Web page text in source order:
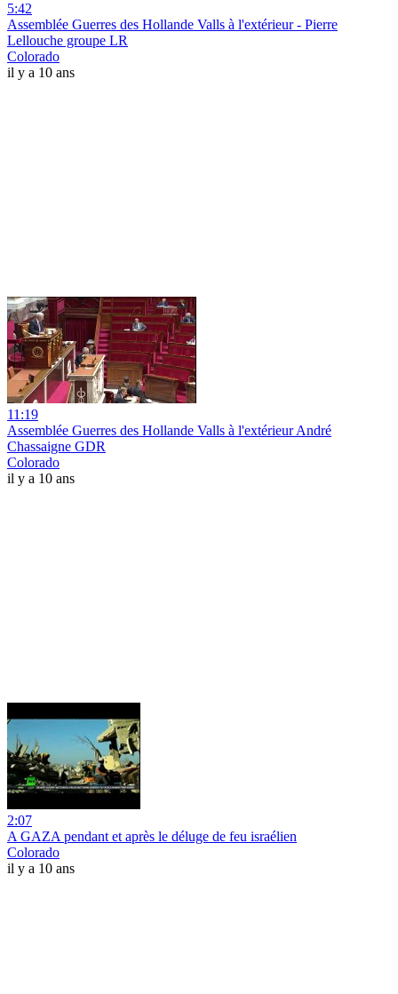
5:42
Assemblée Guerres des Hollande Valls à l'extérieur - Pierre
Lellouche groupe LR
Colorado
il y a 10 ans
11:19
Assemblée Guerres des Hollande Valls à l'extérieur André
Chassaigne GDR
Colorado
il y a 10 ans
2:07
A GAZA pendant et après le déluge de feu israélien
Colorado
il y a 10 ans